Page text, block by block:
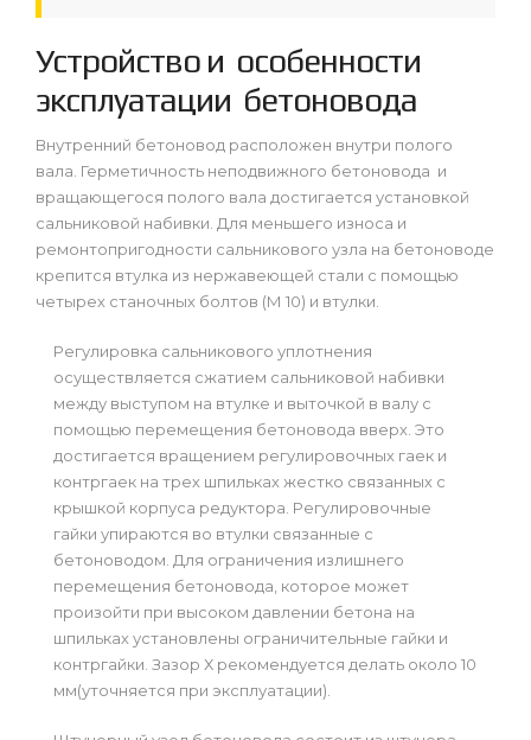
Устройство и особенности
эксплуатации бетоновода
Внутренний бетоновод расположен внутри полого
вала. Герметичность неподвижного бетоновода и
вращающегося полого вала достигается установкой
сальниковой набивки. Для меньшего износа и
ремонтопригодности сальникового узла на бетоноводе
крепится втулка из нержавеющей стали с помощью
четырех станочных болтов (М 10) и втулки.
Регулировка сальникового уплотнения
осуществляется сжатием сальниковой набивки
между выступом на втулке и выточкой в валу с
помощью перемещения бетоновода вверх. Это
достигается вращением регулировочных гаек и
контргаек на трех шпильках жестко связанных с
крышкой корпуса редуктора. Регулировочные
гайки упираются во втулки связанные с
бетоноводом. Для ограничения излишнего
перемещения бетоновода, которое может
произойти при высоком давлении бетона на
шпильках установлены ограничительные гайки и
контргайки. Зазор Х рекомендуется делать около 10
мм(уточняется при эксплуатации).